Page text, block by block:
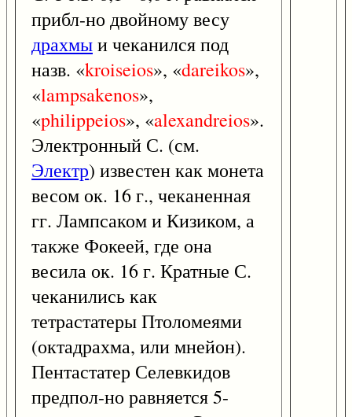
прибл-но двойному весу
драхмыи чеканился под
назв. «kroiseios», «dareikos»,
«lampsakenos»,
«philippeios», «alexandreios».
Электронный С. (см.
Электр) известен как монета
весом ок. 16 г., чеканенная
гг. Лампсаком и Кизиком, а
также Фокеей, где она
весила ок. 16 г. Кратные С.
чеканились как
тетрастатеры Птоломеями
(октадрахма, или мнейон).
Пентастатер Селевкидов
предпол-но равняется 5-